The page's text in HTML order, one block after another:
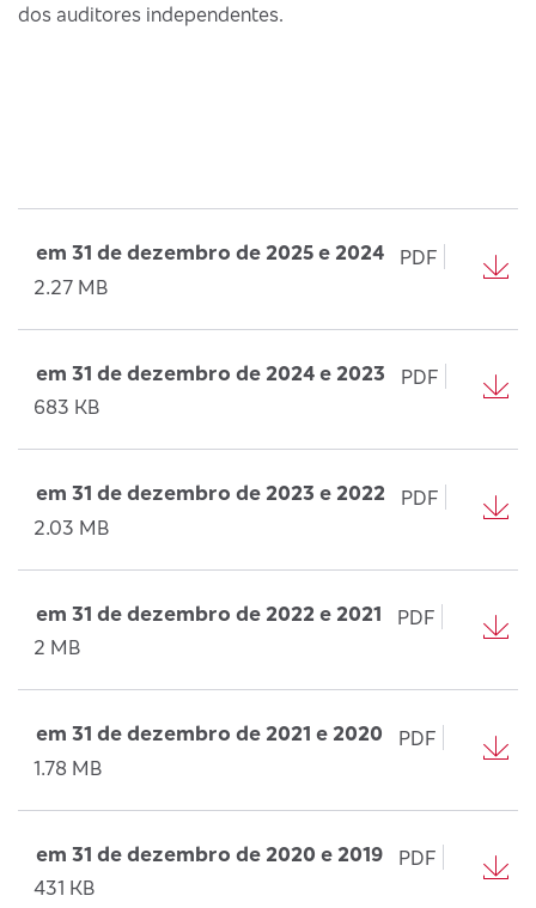
dos auditores independentes.
em 31 de dezembro de 2025 e 2024
PDF
2.27 MB
em 31 de dezembro de 2024 e 2023
PDF
683 KB
em 31 de dezembro de 2023 e 2022
PDF
2.03 MB
em 31 de dezembro de 2022 e 2021
PDF
2 MB
em 31 de dezembro de 2021 e 2020
PDF
1.78 MB
em 31 de dezembro de 2020 e 2019
PDF
431 KB